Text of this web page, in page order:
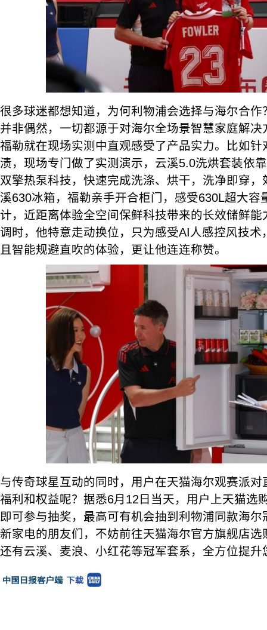
很多球迷都想知道，为何利物浦会选择与海尔合
并非偶然，一切都源于对海尔全场景智慧家庭解
福勒就在现场实测中直观感受了产品实力。比如
渍，现场专门做了实测演示，云溪5.0洗烘套装依
双擎热泵科技，快速完成洗涤、烘干，洗净即穿
溪630冰箱，福勒亲手开合柜门，感受630L超大容
计，近距离体验全空间保鲜科技带来的长效储鲜
调时，他特意走动换位，只为感受AI人感控风技术
且智能规避直吹的体验，更让他连连称赞。
与传奇球星互动的同时，用户在天猫海尔观赛派
福利和权益呢？据悉6月12日当天，用户上天猫选
即可参与抽奖，最高可有机会抽到利物浦同款海
新家电的朋友们，不妨前往天猫海尔官方旗舰店
还有云溪、麦浪、小红花等冠军套系，全方位提升